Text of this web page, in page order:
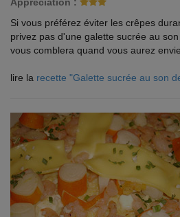
Si vous préférez éviter les crêpes
privez pas d'une galette sucrée au
vous comblera quand vous aurez
lire la recette "Galette sucrée au son